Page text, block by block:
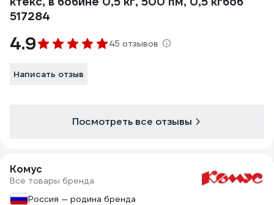
517284
4.9 45 отзывов
Написать отзыв
Посмотреть все отзывы
Комус
Все товары бренда
Россия — родина бренда